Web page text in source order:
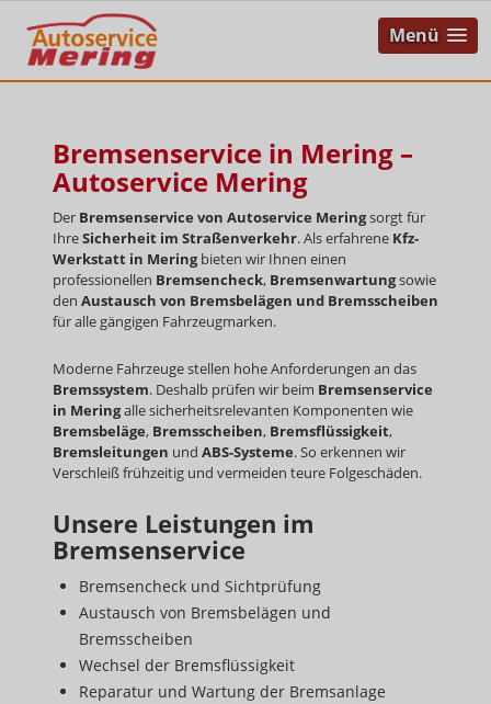
Menü
Bremsenservice in Mering –
Autoservice Mering
Der Bremsenservice von Autoservice Meringsorgt für
IhreSicherheit im Straßenverkehr. Als erfahrene Kfz-
Werkstatt in Meringbieten wir Ihnen einen
professionellen Bremsencheck, Bremsenwartungsowie
den Austausch von Bremsbelägen und Bremsscheiben
für alle gängigen Fahrzeugmarken.
Moderne Fahrzeuge stellen hohe Anforderungen an das
Bremssystem. Deshalb prüfen wir beim Bremsenservice
in Meringalle sicherheitsrelevanten Komponenten wie
Bremsbeläge, Bremsscheiben, Bremsflüssigkeit,
Bremsleitungen und ABS-Systeme. So erkennen wir
Verschleiß frühzeitig und vermeiden teure Folgeschäden.
Unsere Leistungen im
Bremsenservice
Bremsencheck und Sichtprüfung
Austausch von Bremsbelägen und
Bremsscheiben
Wechsel der Bremsflüssigkeit
Reparatur und Wartung der Bremsanlage